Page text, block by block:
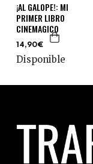
¡AL GALOPE!: MI
PRIMER LIBRO
CINEMAGICO
14,90€
Disponible